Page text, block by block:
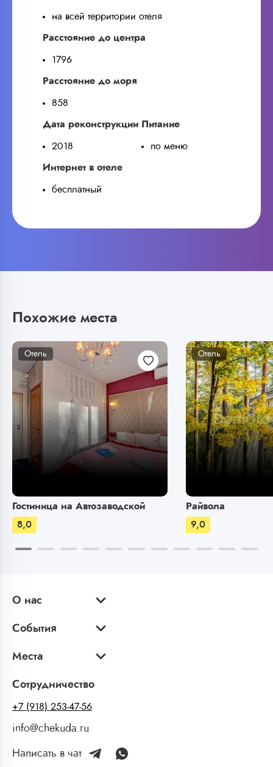
на всей территории отеля
Расстояние до центра
1796
Расстояние до моря
858
Дата реконструкции
2018
Питание
по меню
Интернет в отеле
бесплатный
Похожие места
Отель
Гостиница на Автозаводской
8,0
Отель
Райвола
9,0
О нас
События
Места
Сотрудничество
+7 (918) 253-47-56
info@chekuda.ru
Написать в чат